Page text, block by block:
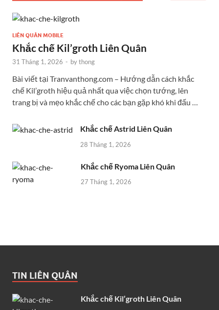
LIÊN QUÂN MOBILE
Khắc chế Kil’groth Liên Quân
31 Tháng 1, 2026 - bythong
Bài viết tại Tranvanthong.com – Hướng dẫn cách khắc
chế Kil’groth hiệu quả nhất qua việc chọn tướng, lên
trang bị và mẹo khắc chế cho các bạn gặp khó khi đấu …
Khắc chế Astrid Liên Quân
28 Tháng 1, 2026
Khắc chế Ryoma Liên Quân
27 Tháng 1, 2026
TIN LIÊN QUÂN
Khắc chế Kil’groth Liên Quân